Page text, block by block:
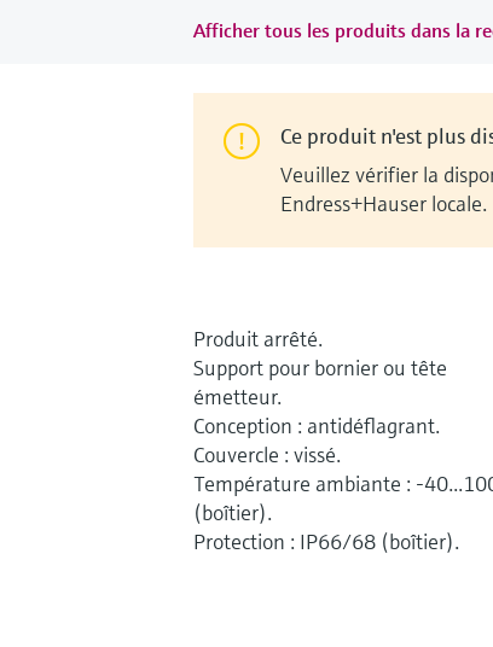
Afficher tous les produits dans la
Ce produit n'est plus
Veuillez vérifier la
Endress+Hauser locale.
Produit arrêté.
Support pour bornier ou tête
émetteur.
Conception : antidéflagrant.
Couvercle : vissé.
Température ambiante : -
(boîtier).
Protection : IP66/68 (boîtier).